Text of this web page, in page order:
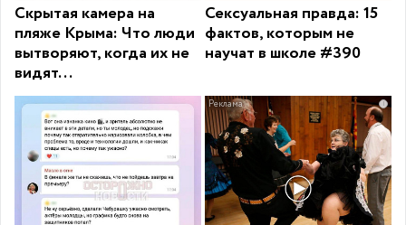
Скрытая камера на
пляже Крыма: Что люди
вытворяют, когда их не
видят...
Сексуальная правда: 15
фактов, которым не
научат в школе #390
i